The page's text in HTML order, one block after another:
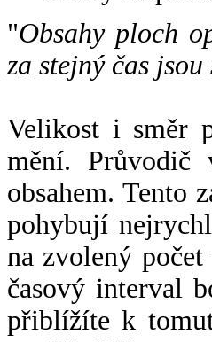
"Obsahy ploch
za stejný čas jsou
Velikost i směr
mění. Průvodič
obsahem. Tento
pohybují
na zvolený
časový interval
přiblížíte k